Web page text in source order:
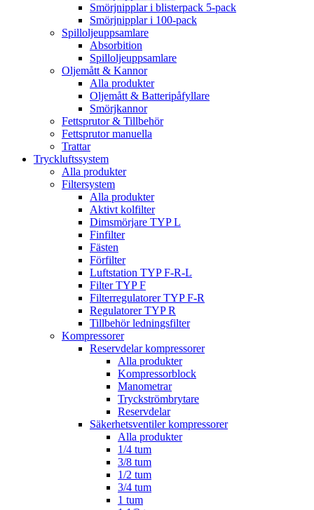
Smörjnipplar i blisterpack 5-pack
Smörjnipplar i 100-pack
Spilloljeuppsamlare
Absorbition
Spilloljeuppsamlare
Oljemått & Kannor
Alla produkter
Oljemått & Batteripåfyllare
Smörjkannor
Fettsprutor & Tillbehör
Fettsprutor manuella
Trattar
Tryckluftssystem
Alla produkter
Filtersystem
Alla produkter
Aktivt kolfilter
Dimsmörjare TYP L
Finfilter
Fästen
Förfilter
Luftstation TYP F-R-L
Filter TYP F
Filterregulatorer TYP F-R
Regulatorer TYP R
Tillbehör ledningsfilter
Kompressorer
Reservdelar kompressorer
Alla produkter
Kompressorblock
Manometrar
Tryckströmbrytare
Reservdelar
Säkerhetsventiler kompressorer
Alla produkter
1/4 tum
3/8 tum
1/2 tum
3/4 tum
1 tum